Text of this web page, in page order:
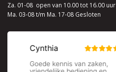
Za. 01-08 open van 10.00 tot 16.00 uur
Ma. 03-08 t/m Ma. 17-08 Gesloten